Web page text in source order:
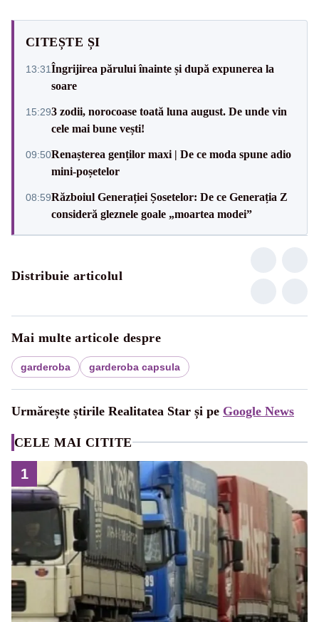
CITEȘTE ȘI
13:31Îngrijirea părului înainte și după expunerea la
soare
15:293 zodii, norocoase toată luna august. De unde vin
cele mai bune vești!
09:50Renașterea genților maxi | De ce moda spune adio
mini-poșetelor
08:59Războiul Generației Șosetelor: De ce Generația Z
consideră gleznele goale „moartea modei”
Distribuie articolul
Mai multe articole despre
garderoba garderoba capsula
Urmărește știrile Realitatea Star și pe Google News
CELE MAI CITITE
1